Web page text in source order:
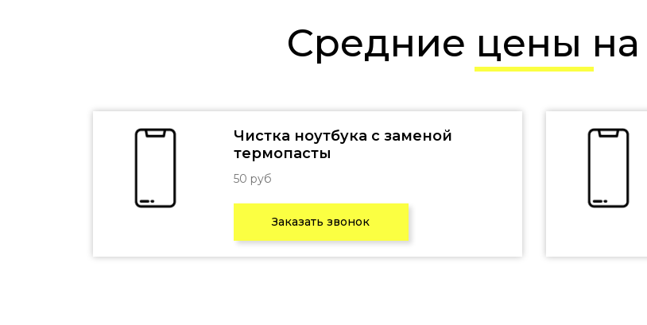
Средние цены на
Чистка ноутбука с заменой
термопасты
50 руб
Заказать звонок